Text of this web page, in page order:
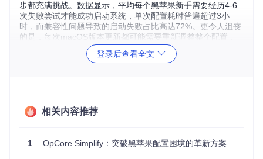
步都充满挑战。数据显示，平均每个黑苹果新手需要经历4-6
次失败尝试才能成功启动系统，单次配置耗时普遍超过3小
时，而兼容性问题导致的启动失败占比高达72%。更令人沮丧
的是，每次macOS版本更新都可能需要重新调整整个配置，
化配置生成系统将原本需要手动编辑的数百个参数转化为直观
的可视化设置，而基于数千个成功案例构建的兼容性数据库则
lify可将EFI配置时间从传统的3小时缩短至10分钟，首次启动
成功率提升至89%。
登录后查看全文
相关内容推荐
1 OpCore Simplify：突破黑苹果配置困境的革新方案